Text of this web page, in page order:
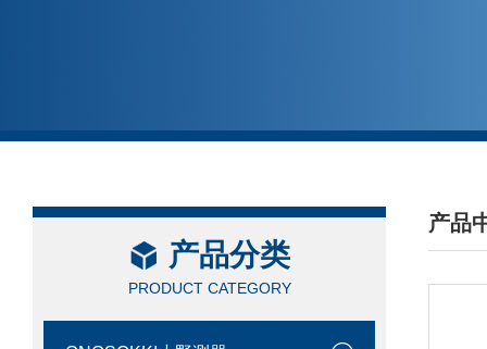
产品分类
PRODUCT CATEGORY
产品
/